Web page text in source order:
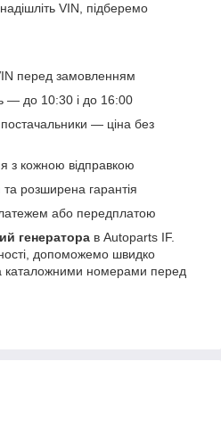
VIN, підберемо
перед замовленням
— до 10:30 і до 16:00
— ціна без
з кожною відправкою
розширена гарантія
або передплатою
генератора в Autoparts IF.
допоможемо швидко
каталожними номерами перед